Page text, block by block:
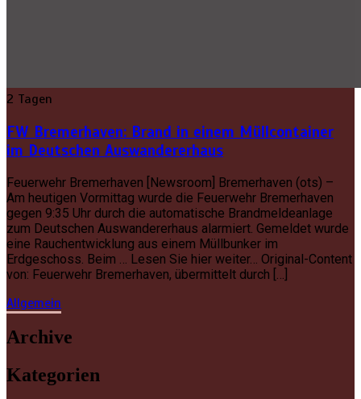
2 Tagen
FW Bremerhaven: Brand in einem Müllcontainer
im Deutschen Auswandererhaus
Feuerwehr Bremerhaven [Newsroom] Bremerhaven (ots) –
Am heutigen Vormittag wurde die Feuerwehr Bremerhaven
gegen 9:35 Uhr durch die automatische Brandmeldeanlage
zum Deutschen Auswandererhaus alarmiert. Gemeldet wurde
eine Rauchentwicklung aus einem Müllbunker im
Erdgeschoss. Beim … Lesen Sie hier weiter… Original-Content
von: Feuerwehr Bremerhaven, übermittelt durch […]
Allgemein
Archive
Kategorien